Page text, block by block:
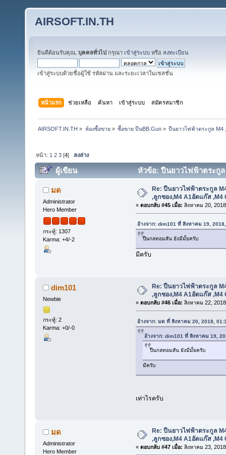
AIRSOFT.IN.TH
ยินดีต้อนรับคุณ, บุคคลทั่วไป กรุณา เข้าสู่ระบบ หรือ ลงทะเบียน
เข้าสู่ระบบด้วยชื่อผู้ใช้ รหัสผ่าน และระยะเวลาในเซสชั่น
หน้าแรก ช่วยเหลือ ค้นหา เข้าสู่ระบบ สมัครสมาชิก
AIRSOFT.IN.TH » ห้องซื้อขาย» ซื้อขาย ปืนBB.Gun» ปืนยาวไฟฟ้าตระกูล M4
หน้า: 1 2 3 [4] ลงล่าง
ผู้เขียน
หัวข้อ: ปืนยาวไฟฟ้าตระกูล
(อ่าน 289708 ครั้ง)
มด
Administrator
Hero Member
กระทู้: 1307
Karma: +4/-2
Re: ปืนยาวไฟฟ้าตระกูล
,ลูกซอง,M4 A1อัดแก๊ส ,M4
« ตอบกลับ #45 เมื่อ: สิงหาคม 20,
อ้างจาก: dim101 ที่ สิงหาคม 19,
ปืนกลทอมสัน ยังมีมั้ยครับ
มีครับ
dim101
Newbie
กระทู้: 2
Karma: +0/-0
Re: ปืนยาวไฟฟ้าตระกูล
,ลูกซอง,M4 A1อัดแก๊ส ,M4
« ตอบกลับ #46 เมื่อ: สิงหาคม 22,
อ้างจาก: มด ที่ สิงหาคม 20, 2018,
อ้างจาก: dim101 ที่ สิงหาคม 19,
ปืนกลทอมสัน ยังมีมั้ยครับ
มีครับ
เท่าไรครับ
มด
Administrator
Hero Member
Re: ปืนยาวไฟฟ้าตระกูล
,ลูกซอง,M4 A1อัดแก๊ส ,M4
« ตอบกลับ #47 เมื่อ: สิงหาคม 23,